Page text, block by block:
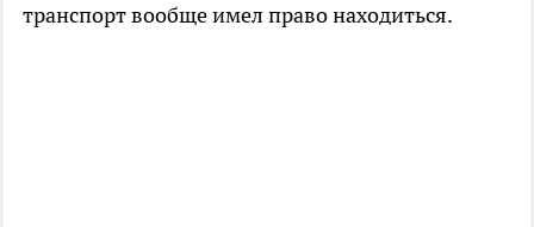
транспорт вообще имел право находиться.